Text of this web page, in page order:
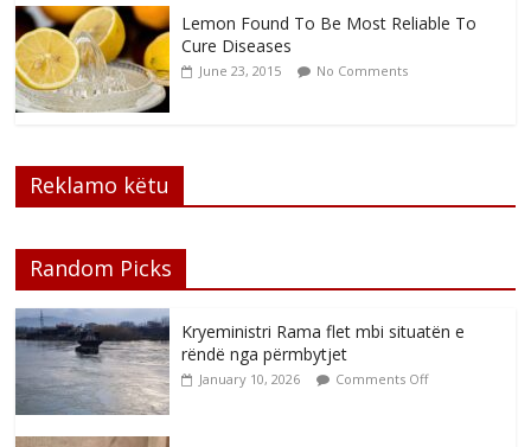
Lemon Found To Be Most Reliable To
Cure Diseases
June 23, 2015 No Comments
Reklamo këtu
Random Picks
Kryeministri Rama flet mbi situatën e
rëndë nga përmbytjet
January 10, 2026 Comments Off